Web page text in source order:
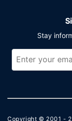
Stay
Copyright © 2001 -